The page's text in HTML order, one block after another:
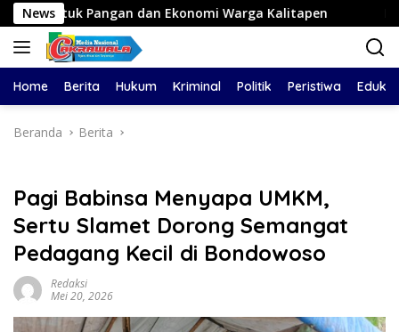
Langsung
ke
konten
News
dan Ekonomi Warga Kalitapen Pantau Budidaya
Home Berita Hukum Kriminal Politik Peristiwa
Beranda Berita
Pagi Babinsa Menyapa UMKM,
Sertu Slamet Dorong Semangat
Pedagang Kecil di Bondowoso
Redaksi
Mei 20, 2026